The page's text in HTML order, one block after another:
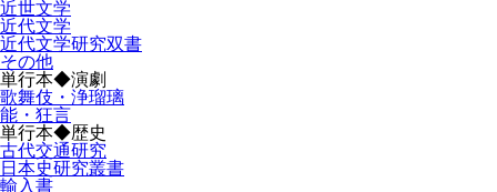
近世文学
近代文学
近代文学研究双書
その他
単行本◆演劇
歌舞伎・浄瑠璃
能・狂言
単行本◆歴史
古代交通研究
日本史研究叢書
輸入書